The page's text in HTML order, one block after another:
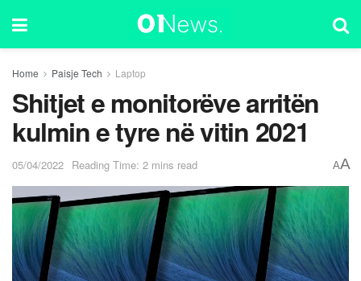
Home Paisje Tech Laptop
Shitjet e monitorëve arritën
kulmin e tyre në vitin 2021
05/04/2022 Reading Time: 2 mins read AA